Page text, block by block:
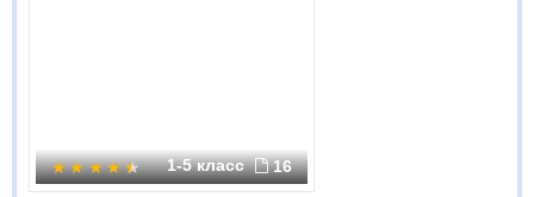
1-5 класс 16